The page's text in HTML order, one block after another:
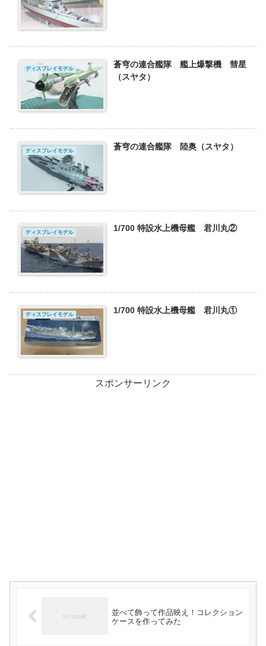
ディスプレイモデル
蒼穹の連合艦隊 艦上爆撃機 彗星
（スヤタ）
ディスプレイモデル 蒼穹の連合艦隊 陸奥（スヤタ）
ディスプレイモデル 1/700 特設水上機母艦 君川丸②
ディスプレイモデル 1/700 特設水上機母艦 君川丸①
スポンサーリンク
並べて飾って作品映え！コレクション
ケースを作ってみた